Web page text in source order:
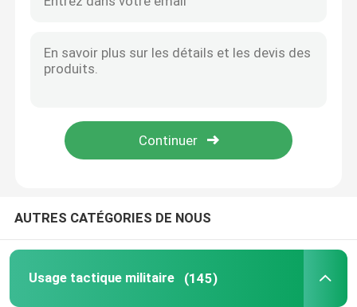
Produits
AUTRES CATÉGORIES DE NOUS
Usage tactique militaire (145)